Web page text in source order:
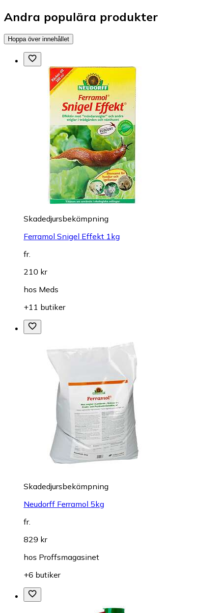
Andra populära produkter
Hoppa över innehållet
Skadedjursbekämpning
Ferramol Snigel Effekt 1kg
fr.
210 kr
hos Meds
+11 butiker
Skadedjursbekämpning
Neudorff Ferramol 5kg
fr.
829 kr
hos Proffsmagasinet
+6 butiker